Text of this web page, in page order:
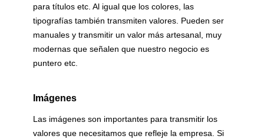
para títulos etc. Al igual que los colores, las
tipografías también transmiten valores. Pueden ser
manuales y transmitir un valor más artesanal, muy
modernas que señalen que nuestro negocio es
puntero etc.
Imágenes
Las imágenes son importantes para transmitir los
valores que necesitamos que refleje la empresa. Si